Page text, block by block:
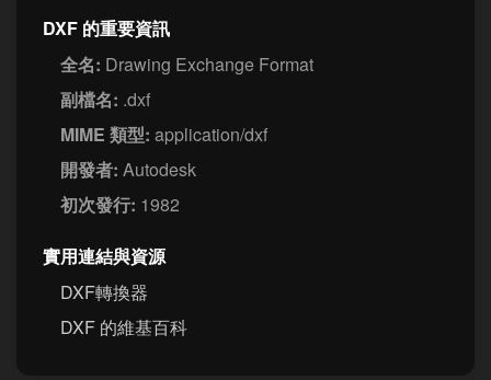
DXF 的重要資訊
全名: Drawing Exchange Format
副檔名: .dxf
MIME 類型: application/dxf
開發者: Autodesk
初次發行: 1982
實用連結與資源
DXF轉換器
DXF 的維基百科